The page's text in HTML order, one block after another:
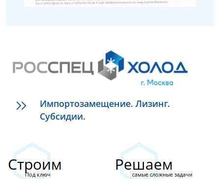
Импортозамещение. Лизинг.
Субсидии.
Строим
Под ключ
Решаем
самые сложные задачи